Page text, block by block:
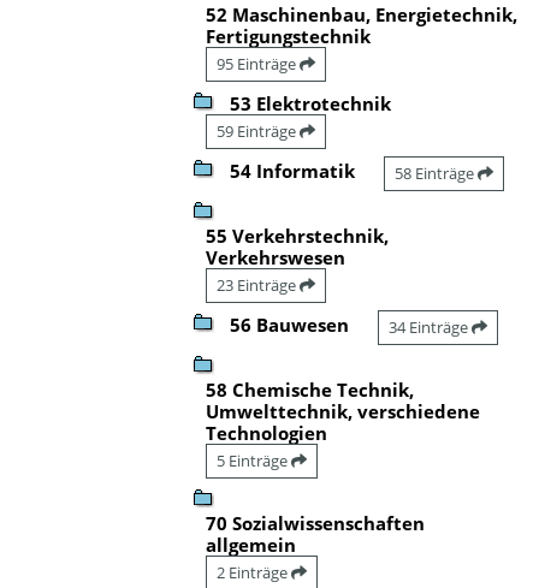
52 Maschinenbau, Energietechnik,
Fertigungstechnik
95 Einträge
53 Elektrotechnik
59 Einträge
54 Informatik 58 Einträge
55 Verkehrstechnik,
Verkehrswesen
23 Einträge
56 Bauwesen 34 Einträge
58 Chemische Technik,
Umwelttechnik, verschiedene
Technologien
5 Einträge
70 Sozialwissenschaften
allgemein
2 Einträge